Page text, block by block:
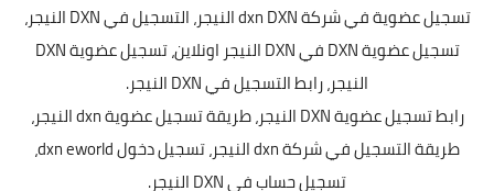
تسجيل عضوية في شركة dxnDXN النيجر، التسجيل في DXN
النيجر،
تسجيل عضوية DXN في
DXN
النيجر اونلاين، تسجيل عضوية DXN
النيجر، رابط التسجيل في DXN النيجر.
رابط تسجيل عضوية DXN النيجر، طريقة تسجيل عضوية dxn النيجر،
طريقة التسجيل في شركة dxn النيجر، تسجيل دخول dxn eworld،
تسجيل حساب في DXN النيجر.